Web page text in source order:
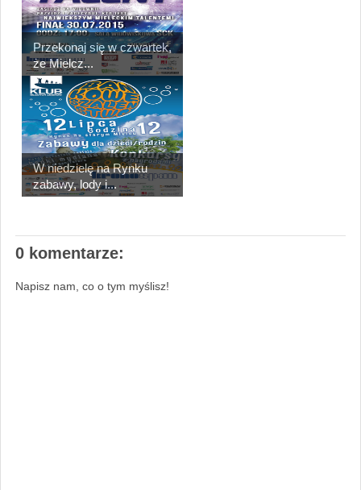
Przekonaj się w czwartek,
że Mielcz...
W niedzielę na Rynku
zabawy, lody i...
0 komentarze:
Napisz nam, co o tym myślisz!